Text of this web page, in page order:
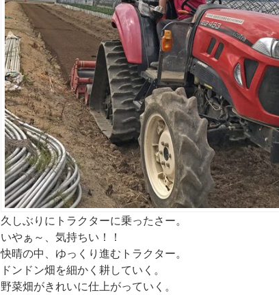
久しぶりにトラクターに乗ったさー。
いやぁ～、気持ちい！！
快晴の中、ゆっくり進むトラクター。
ドンドン畑を細かく耕していく。
野菜畑がきれいに仕上がっていく。